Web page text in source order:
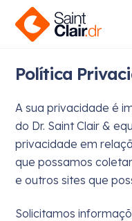
Política
A sua privacidade é
do Dr. Saint Clair &
privacidade em
que possamos
e outros sites que
Solicitamos